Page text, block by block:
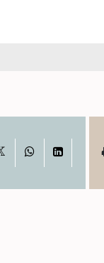
WhatsAppLinkedIn